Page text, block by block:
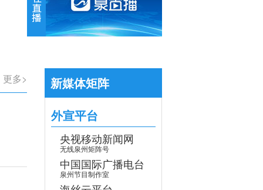
【专题】学习贯彻党的二十届四中全会
更多>
新媒体矩阵
外宣平台
央视移动新闻网
无线泉州矩阵号
中国国际广播电台
泉州节目制作室